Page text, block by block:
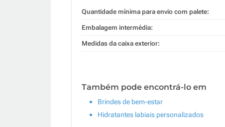
Quantidade mínima para envio com palete:
Embalagem intermédia:
Medidas da caixa exterior:
Também pode encontrá-lo em
Brindes de bem-estar
Hidratantes labiais personalizados